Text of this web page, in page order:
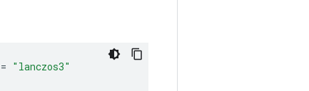
= "lanczos3"